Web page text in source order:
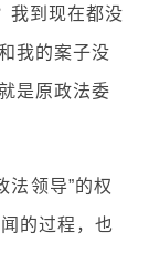
我到现在都没
我的案子没
是原政法委
领导”的权
的过程，也